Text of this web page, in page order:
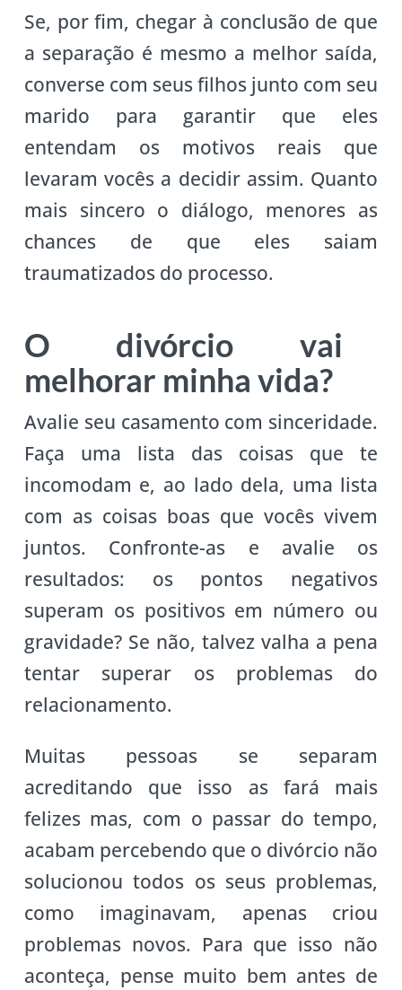
Se, por fim, chegar à conclusão de que
a separação é mesmo a melhor saída,
converse com seus filhos junto com seu
marido para garantir que eles
entendam os motivos reais que
levaram vocês a decidir assim. Quanto
mais sincero o diálogo, menores as
chances de que eles saiam
traumatizados do processo.
O divórcio vai
melhorar minha vida?
Avalie seu casamento com sinceridade.
Faça uma lista das coisas que te
incomodam e, ao lado dela, uma lista
com as coisas boas que vocês vivem
juntos. Confronte-as e avalie os
resultados: os pontos negativos
superam os positivos em número ou
gravidade? Se não, talvez valha a pena
tentar superar os problemas do
relacionamento.
Muitas pessoas se separam
acreditando que isso as fará mais
felizes mas, com o passar do tempo,
acabam percebendo que o divórcio não
solucionou todos os seus problemas,
como imaginavam, apenas criou
problemas novos. Para que isso não
aconteça, pense muito bem antes de